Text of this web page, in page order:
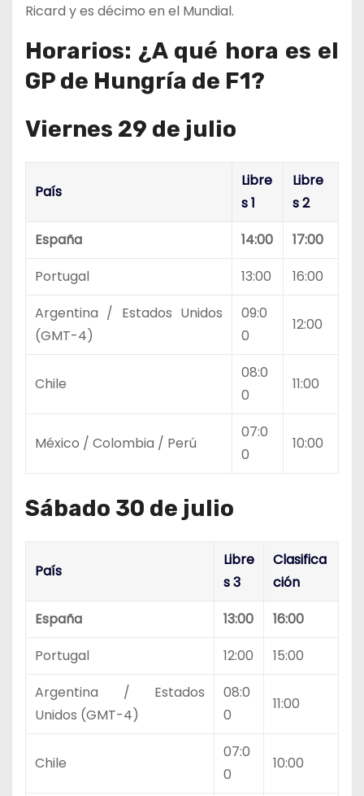
Ricard y es décimo en el Mundial.
Horarios: ¿A qué hora es el
GP de Hungría de F1?
Viernes 29 de julio
País
Libre
s 1
Libre
s 2
España
14:00
17:00
Portugal
13:00
16:00
Argentina / Estados Unidos
(GMT-4)
09:0
0
12:00
Chile
08:0
0
11:00
México / Colombia / Perú
07:0
0
10:00
Sábado 30 de julio
País
Libre
s 3
Clasifica
ción
España
13:00
16:00
Portugal
12:00
15:00
Argentina / Estados
Unidos (GMT-4)
08:0
0
11:00
Chile
07:0
0
10:00